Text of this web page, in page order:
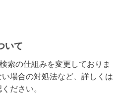
いて
索の仕組みを変更しておりま
場合の対処法など、詳しくは
ださい。